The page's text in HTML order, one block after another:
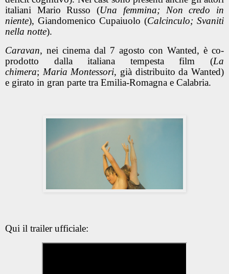
italiani Mario Russo (Una femmina; Non credo in
niente), Giandomenico Cupaiuolo (Calcinculo; Svaniti
nella notte).
Caravan, nei cinema dal 7 agosto con Wanted, è co-
prodotto dalla italiana tempesta film (La
chimera; Maria Montessori, già distribuito da Wanted)
e girato in gran parte tra Emilia-Romagna e Calabria.
Qui il trailer ufficiale: